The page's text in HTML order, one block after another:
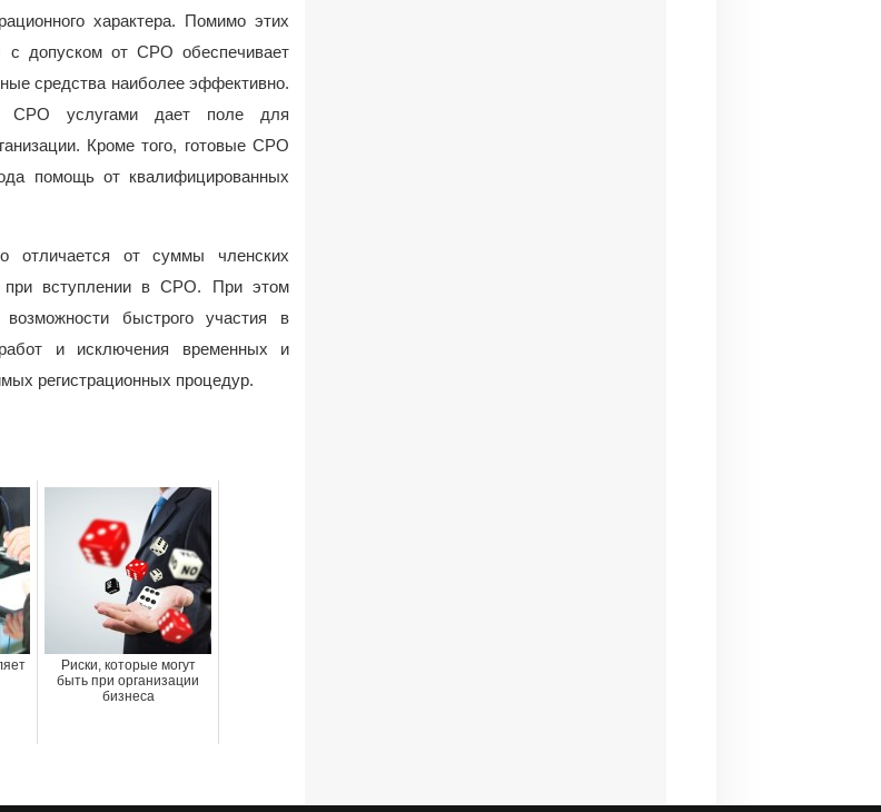
характера. Помимо этих
с допуском от СРО обеспечивает
средства наиболее эффективно.
СРО услугами дает поле для
Кроме того, готовые СРО
помощь от квалифицированных
отличается от суммы членских
при вступлении в СРО. При этом
быстрого участия в
и исключения временных и
регистрационных процедур.
Риски, которые могут
быть при организации
бизнеса